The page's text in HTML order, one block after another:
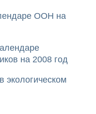
ООН на
на 2008 год
экологическом